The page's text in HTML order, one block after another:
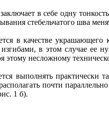
заключает в себе одну
стебельчатого шва
в качестве
в этом случае ее
этому несложному
выполнять
почти
1 б).